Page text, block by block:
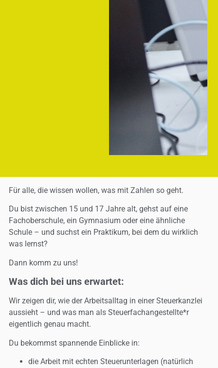
Für alle, die wissen wollen, was mit Zahlen so geht.
Du bist zwischen 15 und 17 Jahre alt, gehst auf eine
Fachoberschule, ein Gymnasium oder eine ähnliche
Schule – und suchst ein Praktikum, bei dem du wirklich
was lernst?
Dann komm zu uns!
Was dich bei uns erwartet:
Wir zeigen dir, wie der Arbeitsalltag in einer Steuerkanzlei
aussieht – und was man als Steuerfachangestellte*r
eigentlich genau macht.
Du bekommst spannende Einblicke in:
die Arbeit mit echten Steuerunterlagen (natürlich